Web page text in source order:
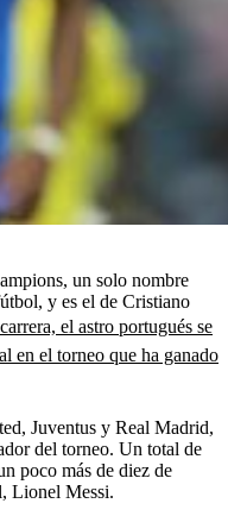
un solo nombre
y es el de Cristiano
el astro portugués se
en el torneo que ha ganado
Juventus y Real Madrid,
del torneo. Un total de
poco más de diez de
Lionel Messi.